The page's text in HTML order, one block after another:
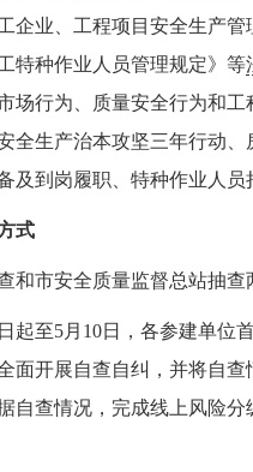
企业、工程项目安全生产
特种作业人员管理规定》等
场行为、质量安全行为和
全生产治本攻坚三年行动、
及到岗履职、特种作业人员
式
和市安全质量监督总站抽查
起至5月10日，各参建单位
面开展自查自纠，并将自
自查情况，完成线上风险